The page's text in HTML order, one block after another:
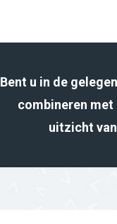
Bent u in de
combineren met
uitzicht